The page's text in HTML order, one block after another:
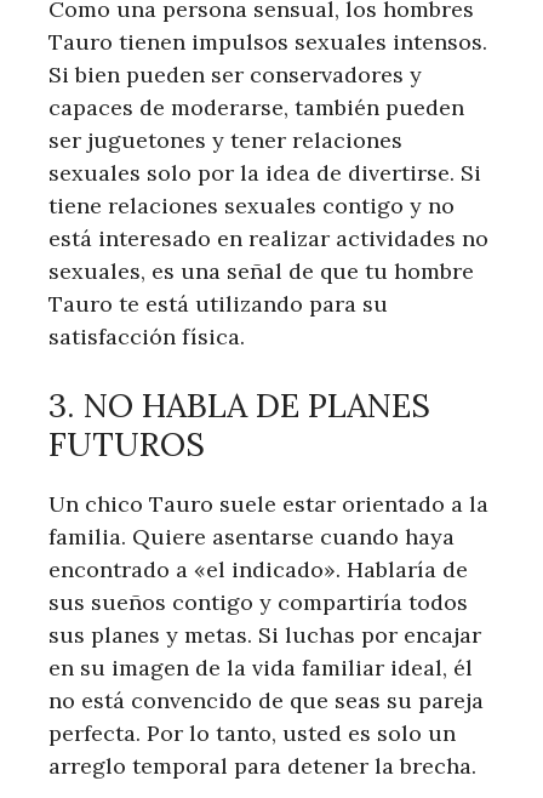
Como una persona sensual, los hombres
Tauro tienen impulsos sexuales intensos.
Si bien pueden ser conservadores y
capaces de moderarse, también pueden
ser juguetones y tener relaciones
sexuales solo por la idea de divertirse. Si
tiene relaciones sexuales contigo y no
está interesado en realizar actividades no
sexuales, es una señal de que tu hombre
Tauro te está utilizando para su
satisfacción física.
3. NO HABLA DE PLANES
FUTUROS
Un chico Tauro suele estar orientado a la
familia. Quiere asentarse cuando haya
encontrado a «el indicado». Hablaría de
sus sueños contigo y compartiría todos
sus planes y metas. Si luchas por encajar
en su imagen de la vida familiar ideal, él
no está convencido de que seas su pareja
perfecta. Por lo tanto, usted es solo un
arreglo temporal para detener la brecha.